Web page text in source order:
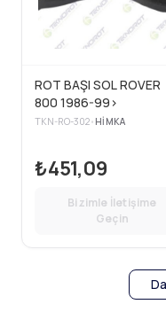
ROT BAŞI SOL ROVER
800 1986-99>
TKN-RO-302• HIMKA
₺451,09
Bizimle İletişime
Geçin